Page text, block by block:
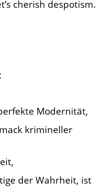
cherish despotism.
Modernität,
krimineller
der Wahrheit, ist